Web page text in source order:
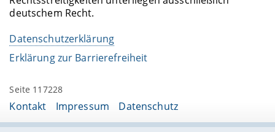
deutschem Recht.
Datenschutzerklärung
Erklärung zur Barrierefreiheit
Seite 117228
Kontakt Impressum Datenschutz